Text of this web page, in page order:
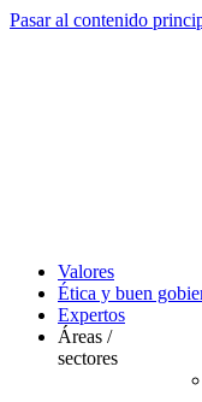
Pasar al contenido
Valores
Ética y buen
Expertos
Áreas /
sectores